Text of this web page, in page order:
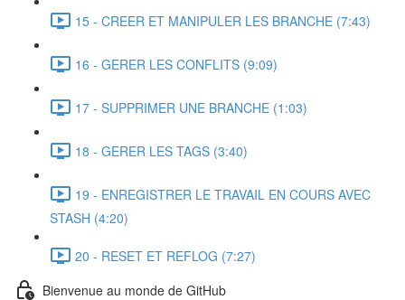
15 - CREER ET MANIPULER LES BRANCHE (7:43)
16 - GERER LES CONFLITS (9:09)
17 - SUPPRIMER UNE BRANCHE (1:03)
18 - GERER LES TAGS (3:40)
19 - ENREGISTRER LE TRAVAIL EN COURS AVEC
STASH (4:20)
20 - RESET ET REFLOG (7:27)
Bienvenue au monde de GitHub